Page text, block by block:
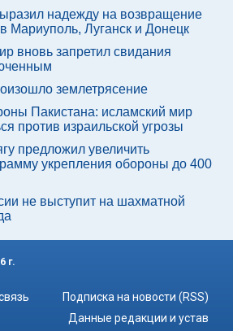
надежду на возвращение
Мариуполь, Луганск и Донецк
вновь запретил свидания
землетрясение
Пакистана: исламский мир
против израильской угрозы
предложил увеличить
укрепления обороны до 400
не выступит на шахматной
г.
Подписка на новости (RSS)
Данные редакции и устав